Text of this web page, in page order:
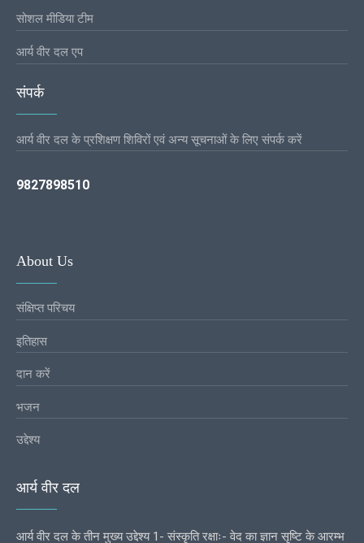
सोशल मीडिया टीम
आर्य वीर दल एप
संपर्क
आर्य वीर दल के प्रशिक्षण शिविरों एवं अन्य सूचनाओं के लिए संपर्क करें
9827898510
About Us
संक्षिप्त परिचय
इतिहास
दान करें
भजन
उद्देश्य
आर्य वीर दल
आर्य वीर दल के तीन मुख्य उद्देश्य 1- संस्कृति रक्षाः- वेद का ज्ञान सृष्टि के आरम्भ